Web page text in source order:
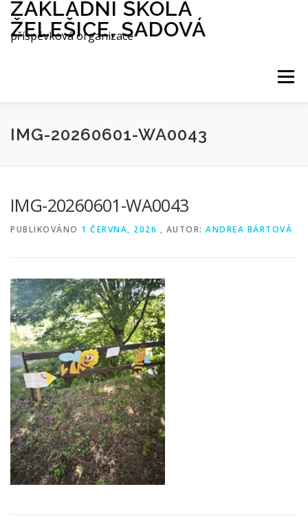
Přeskočit
obsah
ZÁKLADNÍ ŠKOLA
ŽELEŠICE, SADOVÁ
příspěvková organizace
Menu
O NÁS ŠKOLA AES
AKTUALITY REFERENCE
GALERIE
IMG-20260601-WA0043
IMG-20260601-WA0043
PUBLIKOVÁNO 1 ČERVNA, 2026 , AUTOR: ANDREA BÁRTOVÁ